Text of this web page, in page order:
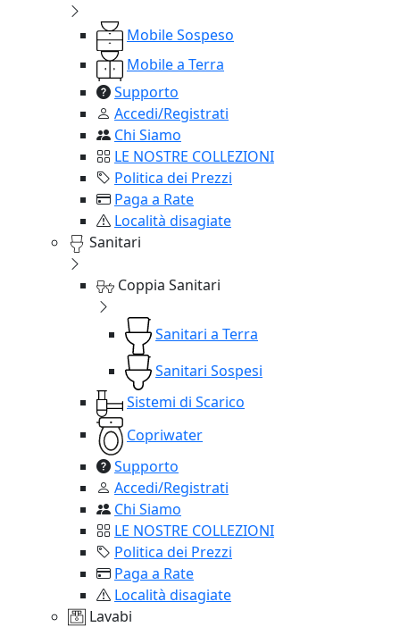
Mobile Sospeso
Mobile a Terra
Supporto
Accedi/Registrati
Chi Siamo
LE NOSTRE COLLEZIONI
Politica dei Prezzi
Paga a Rate
Località disagiate
Sanitari
Coppia Sanitari
Sanitari a Terra
Sanitari Sospesi
Sistemi di Scarico
Copriwater
Supporto
Accedi/Registrati
Chi Siamo
LE NOSTRE COLLEZIONI
Politica dei Prezzi
Paga a Rate
Località disagiate
Lavabi